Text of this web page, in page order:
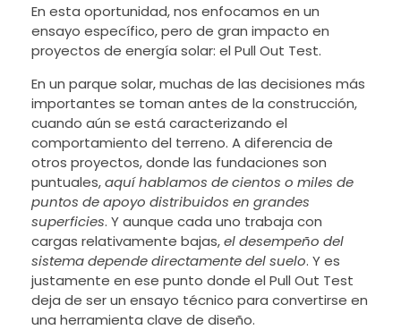
En esta oportunidad, nos enfocamos en un
ensayo específico, pero de gran impacto en
proyectos de energía solar: el Pull Out Test.
En un parque solar, muchas de las decisiones más
importantes se toman antes de la construcción,
cuando aún se está caracterizando el
comportamiento del terreno. A diferencia de
otros proyectos, donde las fundaciones son
puntuales,aquí hablamos de cientos o miles de
puntos de apoyo distribuidos en grandes
superficies. Y aunque cada uno trabaja con
cargas relativamente bajas,el desempeño del
sistema depende directamente del suelo. Y es
justamente en ese punto donde el Pull Out Test
deja de ser un ensayo técnico para convertirse en
una herramienta clave de diseño.